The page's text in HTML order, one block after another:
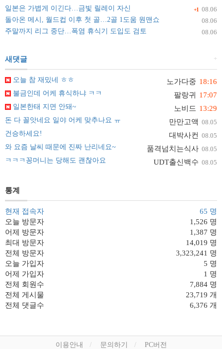
+1 08.06
일본은 가볍게 이긴다…금빛 릴레이 자신
08.06
돌아온 메시, 월드컵 이후 첫 골…2골 1도움 원맨쇼
08.06
주말까지 리그 중단…폭염 휴식기 도입도 검토
+
새댓글
노가다중 18:16
오늘 참 재밌네 ㅎㅎ
팔랑귀 17:07
불금인데 어케 휴식하냐 ㅋㅋ
노비드 13:29
일본한태 지면 안돼~
만만고액 08.05
돈 다 꼴앗네요 일야 어케 맞추나요 ㅠ
대박사컨 08.05
건승하세요!
품격넘치는식사 08.05
와 요즘 날씨 때문에 진짜 난리네요~
UDT출신백수 08.05
ㅋㅋㅋ꽁머니는 당해도 괜찮아요
통계
현재 접속자
65 명
오늘 방문자
1,526 명
어제 방문자
1,387 명
최대 방문자
14,019 명
전체 방문자
3,323,241 명
오늘 가입자
5 명
어제 가입자
1 명
전체 회원수
7,884 명
전체 게시물
23,719 개
전체 댓글수
6,376 개
이용안내 문의하기 PC버전